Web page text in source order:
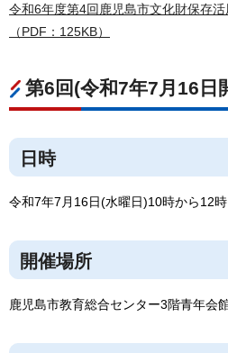
令和6年度第4回鹿児島市文化財保存
（PDF：125KB）
第6回(令和7年7月16日
日時
令和7年7月16日(水曜日)10時から12時
開催場所
鹿児島市教育総合センター3階青年会